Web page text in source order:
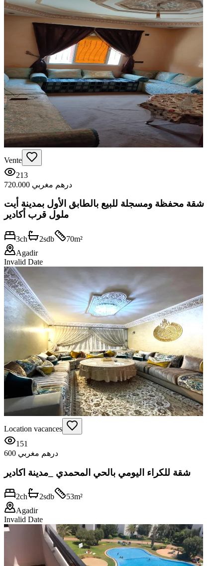
Vente
213
720.000 درهم مغربي
شقة محفظة ومسجلة للبيع بالطابق الأول بمدينة أيت
ملول قرب أكادير
3ch 2sdb 70m²
Agadir
Invalid Date
Location vacances
151
600 درهم مغربي
شقة للكراء اليومي بالحي المحمدي _مدينة اكادير
2ch 2sdb 53m²
Agadir
Invalid Date